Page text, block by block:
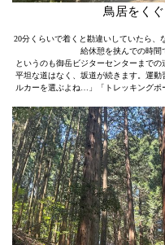
鳥居をく
20分くらいで着くと勘違いしていたら、
給休憩を挟んでの時間
というのも御岳ビジターセンターまで
平坦な道はなく、坂道が続きます。運
ルカーを選ぶよね…」「トレッキング